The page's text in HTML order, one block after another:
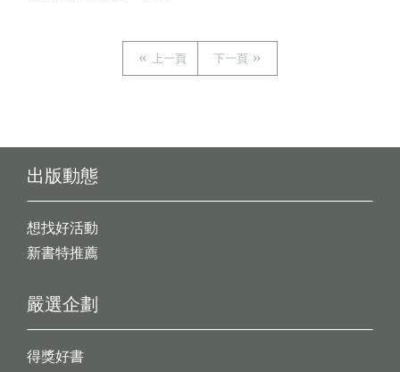
上一頁 下一頁
出版動態
想找好活動
新書特推薦
嚴選企劃
得獎好書